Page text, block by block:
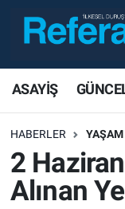
ASAYİŞ
HABERLER YAŞAM
2
Alınan